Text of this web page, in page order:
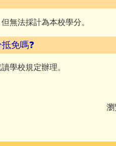
無法採計為本校學分。
免嗎❓
學校規定辦理。
瀏